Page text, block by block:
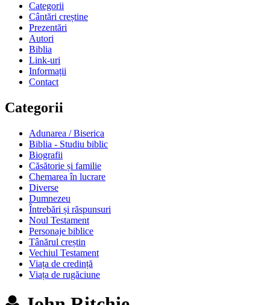
Categorii
Cântări creștine
Prezentări
Autori
Biblia
Link-uri
Informații
Contact
Categorii
Adunarea / Biserica
Biblia - Studiu biblic
Biografii
Căsătorie și familie
Chemarea în lucrare
Diverse
Dumnezeu
Întrebări și răspunsuri
Noul Testament
Personaje biblice
Tânărul creștin
Vechiul Testament
Viața de credință
Viața de rugăciune